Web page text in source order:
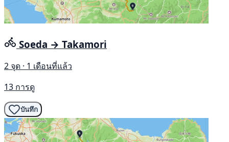
Soeda → Takamori
2 จุด · 1 เดือนที่แล้ว
13 การดู
บันทึก